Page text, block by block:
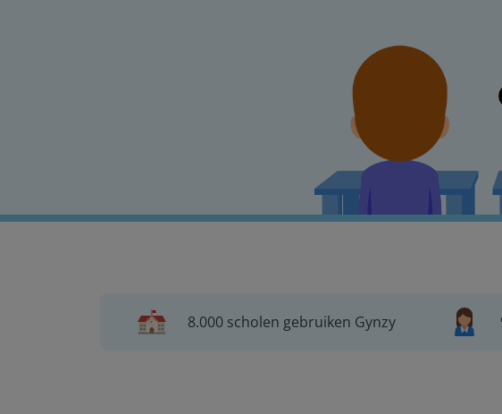
8.000 scholen gebruiken Gynzy